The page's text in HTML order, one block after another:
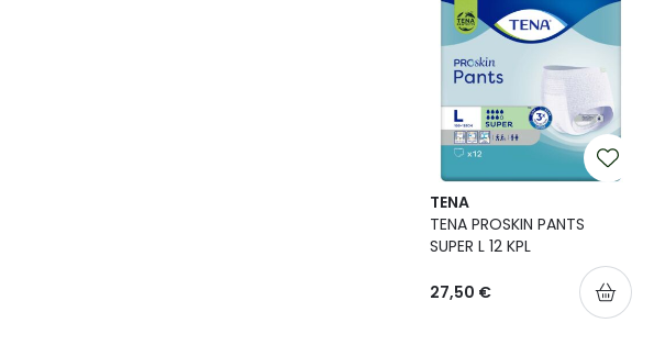
TENA
TENA PROSKIN PANTS
SUPER L 12 KPL
27,50 €